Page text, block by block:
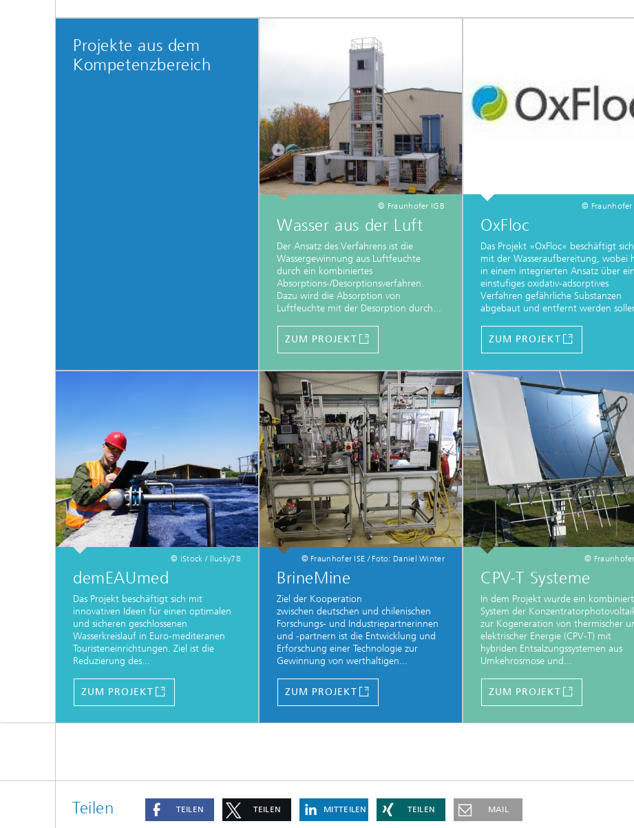
Projekte aus dem
Kompetenzbereich
© Fraunhofer IGB
Wasser aus der Luft
Der Ansatz des Verfahrens ist die
Wassergewinnung aus Luftfeuchte
durch ein kombiniertes
Absorptions-/Desorptionsverfahren.
Dazu wird die Absorption von
Luftfeuchte mit der Desorption durch...
ZUM PROJEKT
© Fraunhofer
OxFloc
Das Projekt »OxFloc« beschäftigt sich
mit der Wasseraufbereitung, wobei
in einem integrierten Ansatz über ein
einstufiges oxidativ-adsorptives
Verfahren gefährliche Substanzen
abgebaut und entfernt werden
ZUM PROJEKT
© iStock / llucky78
demEAUmed
Das Projekt beschäftigt sich mit
innovativen Ideen für einen optimalen
und sicheren geschlossenen
Wasserkreislauf in Euro-mediteranen
Touristeneinrichtungen. Ziel ist die
Reduzierung des...
ZUM PROJEKT
© Fraunhofer ISE / Foto: Daniel Winter
BrineMine
Ziel der Kooperation
zwischen deutschen und chilenischen
Forschungs- und Industriepartnerinnen
und -partnern ist die Entwicklung und
Erforschung einer Technologie zur
Gewinnung von werthaltigen...
ZUM PROJEKT
©
CPV-T Systeme
In dem Projekt wurde ein
System der
zur Kogeneration von thermischer
elektrischer Energie (CPV-T) mit
hybriden Entsalzungssystemen aus
Umkehrosmose und...
ZUM PROJEKT
Teilen TEILEN TEILEN MITTEILEN TEILEN MAIL